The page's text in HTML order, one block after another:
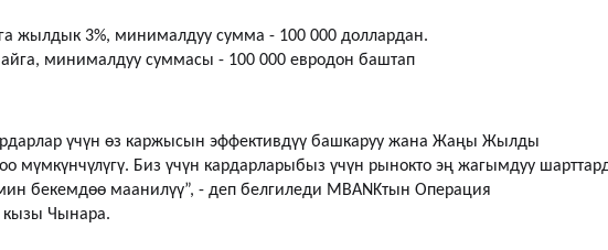
жылдык 3%, минималдуу сумма - 100 000 доллардан.
минималдуу суммасы - 100 000 евродон баштап
үчүн өз каржысын эффективдүү башкаруу жана Жаңы Жылды
мүмкүнчүлүгү. Биз үчүн кардарларыбыз үчүн рынокто эң жагымдуу
бекемдөө маанилүү”, - деп белгиледи MBANKтын Операция
кызы Чынара.